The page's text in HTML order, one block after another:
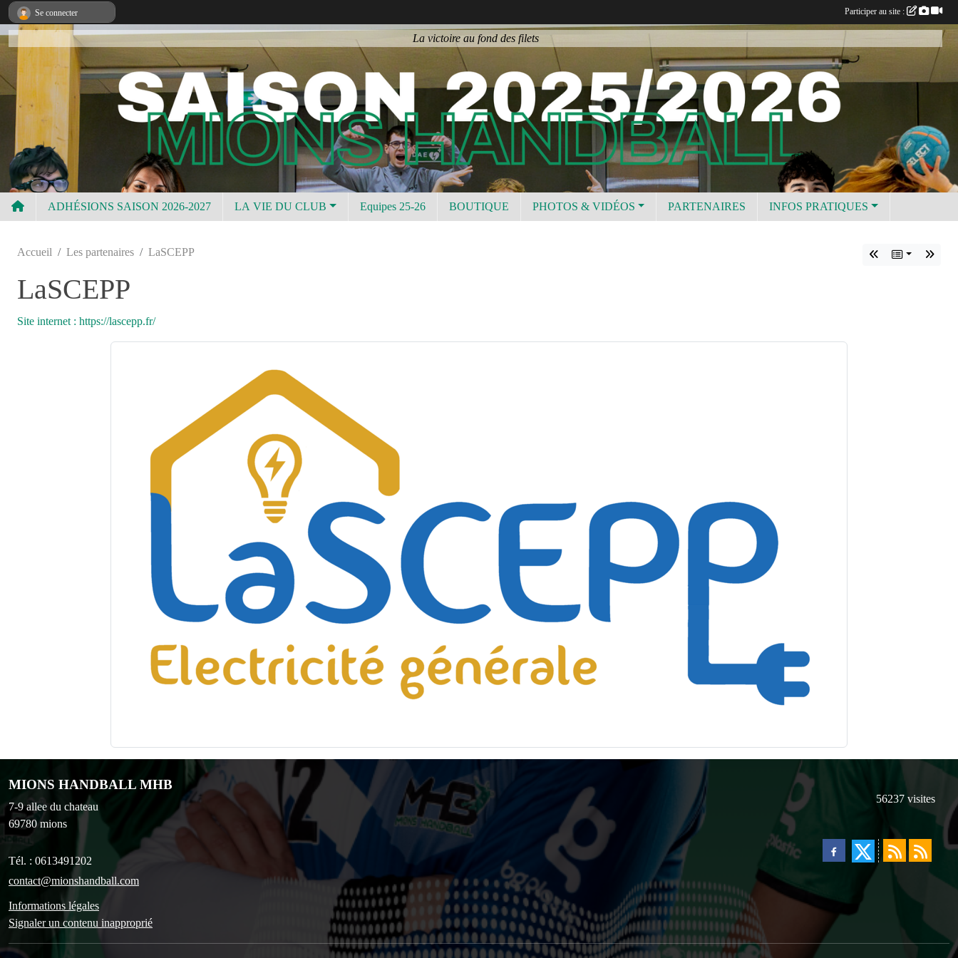
La victoire au fond des filets
ADHÉSIONS SAISON 2026-2027 LA VIE DU CLUB Equipes 25-26 BOUTIQUE PHOTOS & VIDÉOS PARTENAIRES INFOS PRATIQUES
Accueil Les partenaires LaSCEPP
LaSCEPP
Site internet : https://lascepp.fr/
MIONS HANDBALL MHB
7-9 allee du chateau
69780 mions
Tél. : 0613491202
contact@mionshandball.com
Informations légales
Signaler un contenu inapproprié
56237 visites
Se connecter Participer au site :
Panneau de gestion des cookies